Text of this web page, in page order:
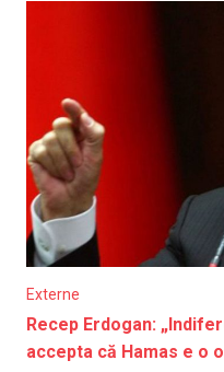
Externe
Recep Erdogan:
accepta că Hamas e o